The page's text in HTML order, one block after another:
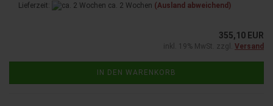
Lieferzeit:
ca. 2 Wochen (Ausland abweichend)
355,10 EUR
inkl. 19% MwSt. zzgl. Versand
IN DEN WARENKORB